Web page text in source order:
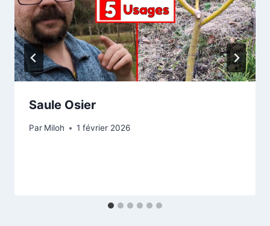
Saule Osier
Par Miloh 1 février 2026